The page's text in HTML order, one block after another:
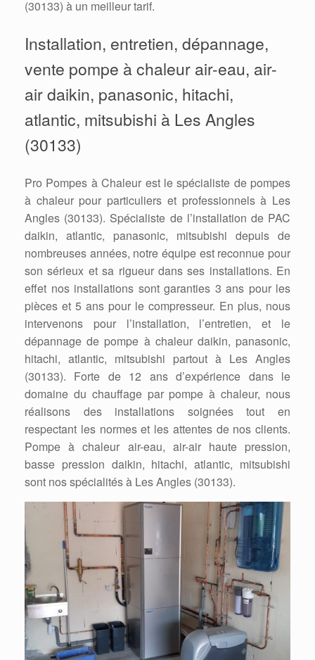
(30133) à un meilleur tarif.
Installation, entretien, dépannage,
vente pompe à chaleur air-eau, air-
air daikin, panasonic, hitachi,
atlantic, mitsubishi à Les Angles
(30133)
Pro Pompes à Chaleur est le spécialiste de pompes
à chaleur pour particuliers et professionnels à Les
Angles (30133). Spécialiste de l’installation de PAC
daikin, atlantic, panasonic, mitsubishi depuis de
nombreuses années, notre équipe est reconnue pour
son sérieux et sa rigueur dans ses installations. En
effet nos installations sont garanties 3 ans pour les
pièces et 5 ans pour le compresseur. En plus, nous
intervenons pour l’installation, l’entretien, et le
dépannage de pompe à chaleur daikin, panasonic,
hitachi, atlantic, mitsubishi partout à Les Angles
(30133). Forte de 12 ans d’expérience dans le
domaine du chauffage par pompe à chaleur, nous
réalisons des installations soignées tout en
respectant les normes et les attentes de nos clients.
Pompe à chaleur air-eau, air-air haute pression,
basse pression daikin, hitachi, atlantic, mitsubishi
sont nos spécialités à Les Angles (30133).